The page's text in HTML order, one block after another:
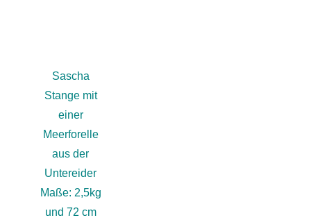
Sascha
Stange mit
einer
Meerforelle
aus der
Untereider
Maße: 2,5kg
und 72 cm